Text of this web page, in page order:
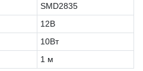
SMD2835
12В
10Вт
1 м